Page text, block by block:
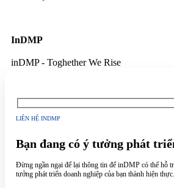
InDMP
inDMP - Toghether We Rise
LIÊN HỆ INDMP
Bạn đang có ý tưởng phát
Đừng ngần ngại để lại thông tin để inDMP có thể hỗ
tưởng phát triển doanh nghiệp của bạn thành hiện thực.